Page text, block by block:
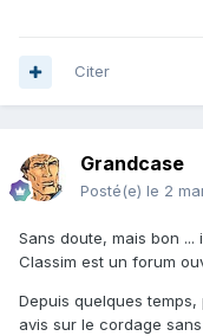
Citer
Grandcase
Posté(e) le 2
Sans doute, mais bon
Classim est un forum
Depuis quelques
avis sur le cordage